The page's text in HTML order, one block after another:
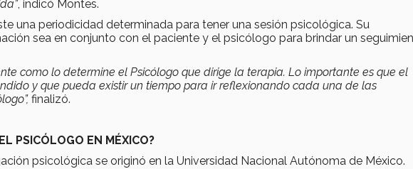
, indicó Montes.
una periodicidad determinada para tener una sesión psicológica. Su
sea en conjunto con el paciente y el psicólogo para brindar un
como lo determine el Psicólogo que dirige la terapia. Lo importante es que el
y que pueda existir un tiempo para ir reflexionando cada una de las
finalizó.
PSICÓLOGO EN MÉXICO?
psicológica se originó en la Universidad Nacional Autónoma de México.